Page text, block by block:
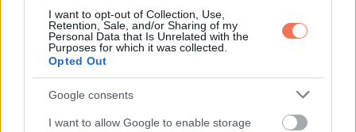
I want to opt-out of Collection, Use,
Retention, Sale, and/or Sharing of my
Personal Data that Is Unrelated with the
Purposes for which it was collected.
Opted Out
Google consents
I want to allow Google to enable storage